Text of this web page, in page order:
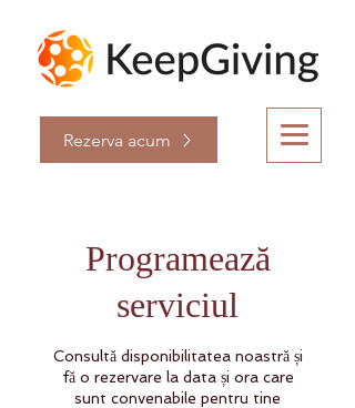
Rezerva acum
Programează
serviciul
Consultă disponibilitatea noastră și
fă o rezervare la data și ora care
sunt convenabile pentru tine